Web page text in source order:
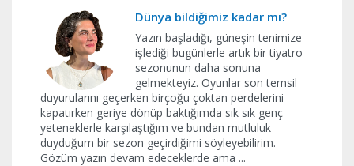
Dünya bildiğimiz kadar mı?
Yazın başladığı, güneşin tenimize
işlediği bugünlerle artık bir tiyatro
sezonunun daha sonuna
gelmekteyiz. Oyunlar son temsil
duyurularını geçerken birçoğu çoktan perdelerini
kapatırken geriye dönüp baktığımda sık sık genç
yeteneklerle karşılaştığım ve bundan mutluluk
duyduğum bir sezon geçirdiğimi söyleyebilirim.
Gözüm yazın devam edeceklerde ama ...